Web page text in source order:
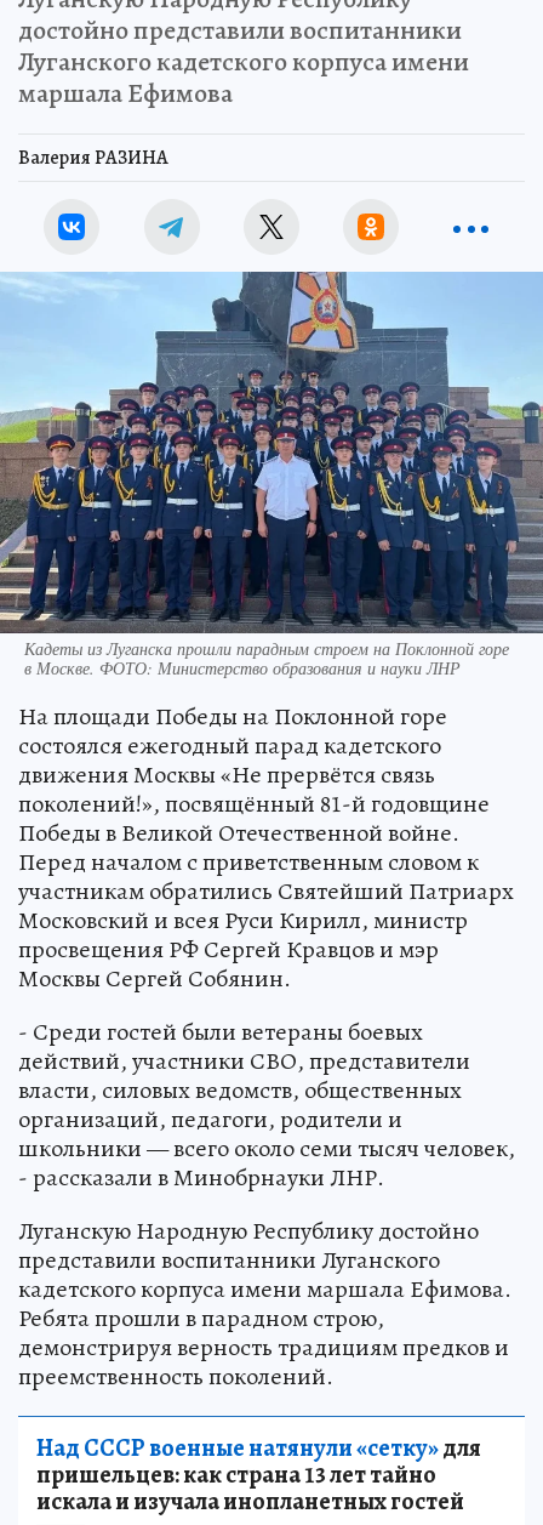
достойно представили воспитанники
Луганского кадетского корпуса имени
маршала Ефимова
Валерия РАЗИНА
Кадеты из Луганска прошли парадным строем на Поклонной горе
в Москве. ФОТО: Министерство образования и науки ЛНР
На площади Победы на Поклонной горе
состоялся ежегодный парад кадетского
движения Москвы «Не прервётся связь
поколений!», посвящённый 81-й годовщине
Победы в Великой Отечественной войне.
Перед началом с приветственным словом к
участникам обратились Святейший Патриарх
Московский и всея Руси Кирилл, министр
просвещения РФ Сергей Кравцов и мэр
Москвы Сергей Собянин.
- Среди гостей были ветераны боевых
действий, участники СВО, представители
власти, силовых ведомств, общественных
организаций, педагоги, родители и
школьники — всего около семи тысяч человек,
- рассказали в Минобрнауки ЛНР.
Луганскую Народную Республику достойно
представили воспитанники Луганского
кадетского корпуса имени маршала Ефимова.
Ребята прошли в парадном строю,
демонстрируя верность традициям предков и
преемственность поколений.
Над СССР военные натянули «сетку»для
пришельцев: как страна 13 лет тайно
искала и изучала инопланетных гостей